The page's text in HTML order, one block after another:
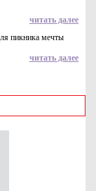
Албус из
читать далее
пикника мечты
читать далее